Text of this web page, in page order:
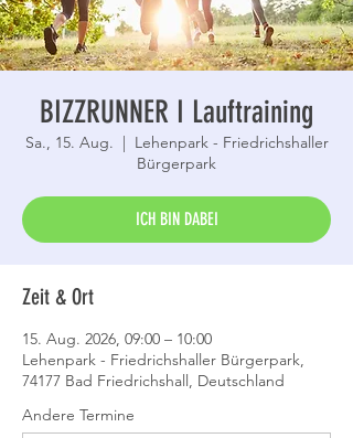
BIZZRUNNER I Lauftraining
Sa., 15. Aug.
  |
Lehenpark - Friedrichshaller
Bürgerpark
ICH BIN DABEI
Zeit & Ort
15. Aug. 2026, 09:00 – 10:00
Lehenpark - Friedrichshaller Bürgerpark,
74177 Bad Friedrichshall, Deutschland
Andere Termine